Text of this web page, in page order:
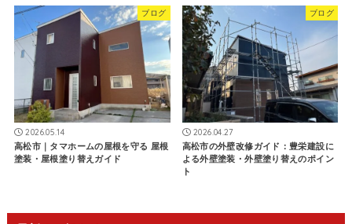
ブログ
2026.05.14
高松市｜タマホームの屋根を守る 屋根
塗装・屋根塗り替えガイド
ブログ
2026.04.27
高松市の外壁改修ガイド：豊栄建設に
よる外壁塗装・外壁塗り替えのポイン
ト